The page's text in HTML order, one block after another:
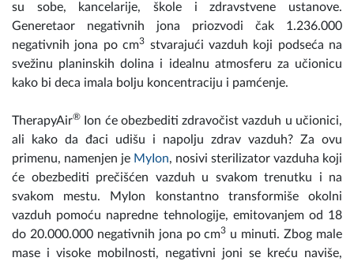
su sobe, kancelarije, škole i zdravstvene ustanove.
Generetaor negativnih jona priozvodi čak 1.236.000
negativnih jona po cm3 stvarajući vazduh koji podseća na
svežinu planinskih dolina i idealnu atmosferu za učionicu
kako bi deca imala bolju koncentraciju i pamćenje.
TherapyAir®
Ion će obezbediti zdravočist vazduh u učionici,
ali kako da đaci udišu i napolju zdrav vazduh? Za ovu
primenu, namenjen je MyIon, nosivi sterilizator vazduha koji
će obezbediti prečišćen vazduh u svakom trenutku i na
svakom mestu. MyIon konstantno transformiše okolni
vazduh pomoću napredne tehnologije, emitovanjem od 18
do 20.000.000 negativnih jona po cm3 u minuti. Zbog male
mase i visoke mobilnosti, negativni joni se kreću naviše,